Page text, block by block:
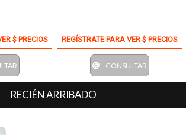
$ PRECIOS REGÍSTRATE PARA VER $ PRECIOS
CONSULTAR
RECIÉN ARRIBADO